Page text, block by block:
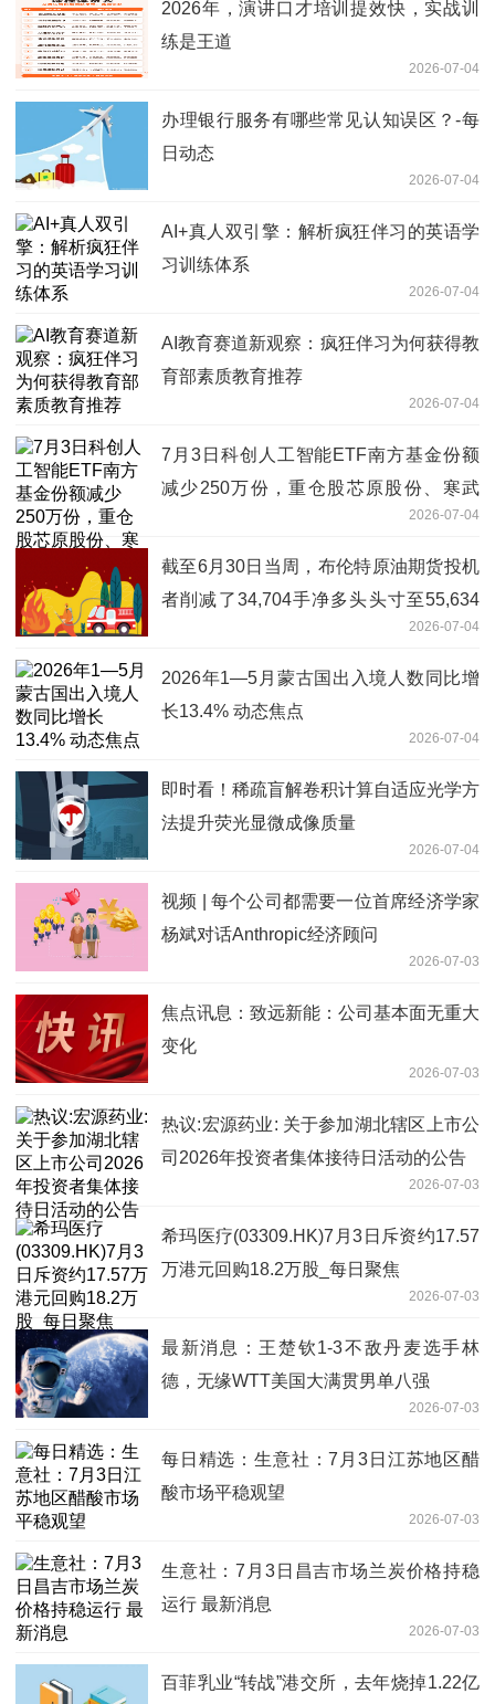
2026年，演讲口才培训提效快，实战训
练是王道
2026-07-04
办理银行服务有哪些常见认知误区？-每
日动态
2026-07-04
AI+真人双引擎：解析疯狂伴习的英语学
习训练体系
2026-07-04
AI教育赛道新观察：疯狂伴习为何获得教
育部素质教育推荐
2026-07-04
7月3日科创人工智能ETF南方基金份额
减少250万份，重仓股芯原股份、寒武
2026-07-04
截至6月30日当周，布伦特原油期货投机
者削减了34,704手净多头头寸至55,634
2026-07-04
2026年1—5月蒙古国出入境人数同比增
长13.4% 动态焦点
2026-07-04
即时看！稀疏盲解卷积计算自适应光学方
法提升荧光显微成像质量
2026-07-04
视频 | 每个公司都需要一位首席经济学家
杨斌对话Anthropic经济顾问
2026-07-03
焦点讯息：致远新能：公司基本面无重大
变化
2026-07-03
热议:宏源药业: 关于参加湖北辖区上市公
司2026年投资者集体接待日活动的公告
2026-07-03
希玛医疗(03309.HK)7月3日斥资约17.57
万港元回购18.2万股_每日聚焦
2026-07-03
最新消息：王楚钦1-3不敌丹麦选手林
德，无缘WTT美国大满贯男单八强
2026-07-03
每日精选：生意社：7月3日江苏地区醋
酸市场平稳观望
2026-07-03
生意社：7月3日昌吉市场兰炭价格持稳
运行 最新消息
2026-07-03
百菲乳业“转战”港交所，去年烧掉1.22亿